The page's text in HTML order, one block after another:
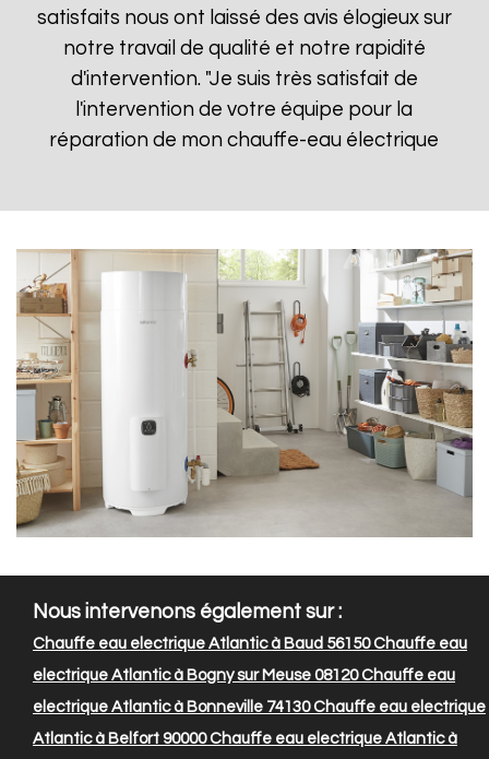
satisfaits nous ont laissé des avis élogieux sur
notre travail de qualité et notre rapidité
d'intervention. "Je suis très satisfait de
l'intervention de votre équipe pour la
réparation de mon chauffe-eau électrique
Nous intervenons également sur :
Chauffe eau electrique Atlantic à Baud 56150Chauffe eau
electrique Atlantic à Bogny sur Meuse 08120Chauffe eau
electrique Atlantic à Bonneville 74130Chauffe eau electrique
Atlantic à Belfort 90000Chauffe eau electrique Atlantic à